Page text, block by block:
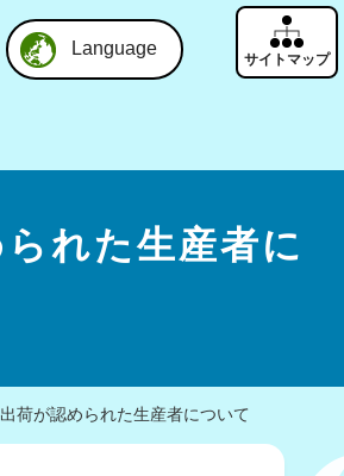
Language
れた生産者に
荷が認められた生産者について